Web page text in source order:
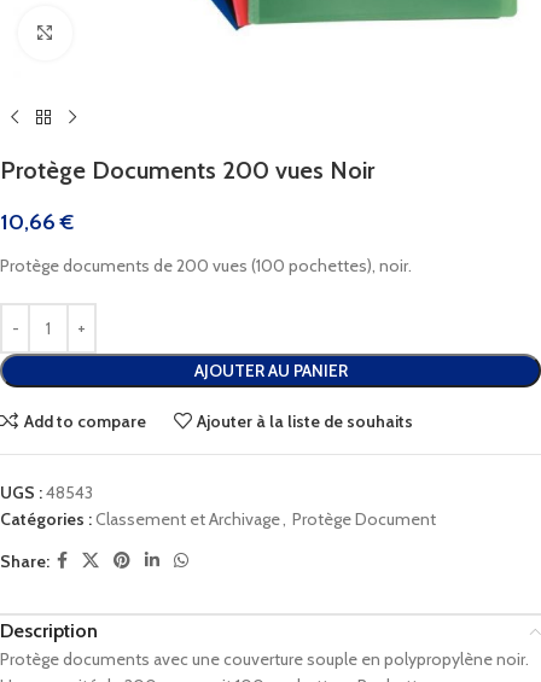
Protège Documents 200 vues Noir
10,66€
Protège documents de 200 vues (100 pochettes), noir.
AJOUTER AU PANIER
Add to compare Ajouter à la liste de souhaits
UGS :48543
Catégories :Classement et Archivage, Protège Document
Share:
Description
Protège documents avec une couverture souple en polypropylène noir.